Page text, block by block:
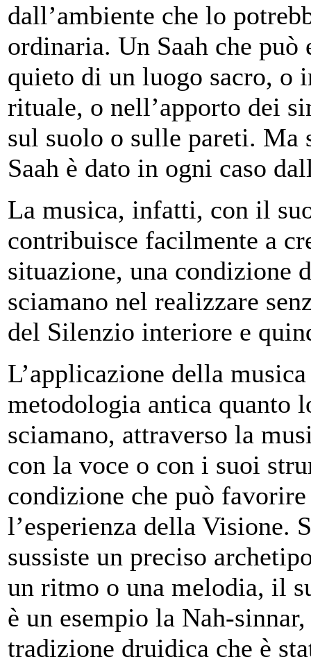
dall’ambiente che lo
ordinaria. Un Saah che
quieto di un luogo sacro, o
rituale, o nell’apporto dei
sul suolo o sulle pareti. Ma
Saah è dato in ogni caso
La musica, infatti, con il
contribuisce facilmente a
situazione, una condizione
sciamano nel realizzare
del Silenzio interiore e
L’applicazione della
metodologia antica quanto
sciamano, attraverso la
con la voce o con i suoi
condizione che può
l’esperienza della Visione.
sussiste un preciso
un ritmo o una melodia, il
è un esempio la Nah-
tradizione druidica che è